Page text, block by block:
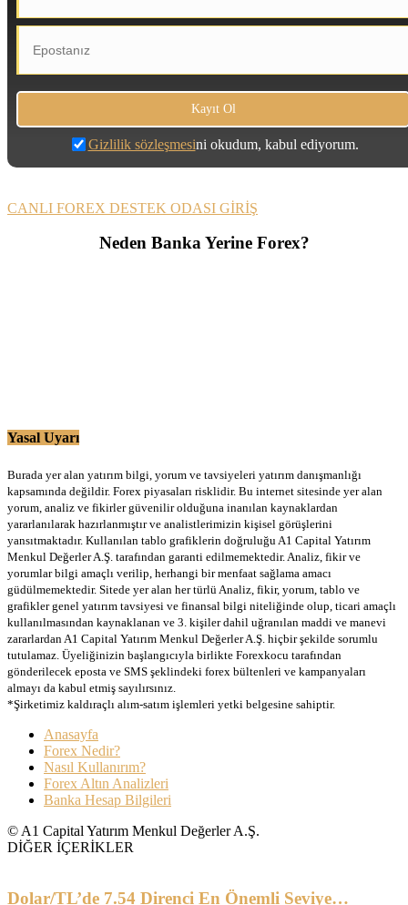
Gizlilik sözleşmesini okudum, kabul ediyorum.
CANLI FOREX DESTEK ODASI GİRİŞ
Neden Banka Yerine Forex?
Yasal Uyarı
Burada yer alan yatırım bilgi, yorum ve tavsiyeleri yatırım danışmanlığı
kapsamında değildir. Forex piyasaları risklidir. Bu internet sitesinde yer alan
yorum, analiz ve fikirler güvenilir olduğuna inanılan kaynaklardan
yararlanılarak hazırlanmıştır ve analistlerimizin kişisel görüşlerini
yansıtmaktadır. Kullanılan tablo grafiklerin doğruluğu A1 Capital Yatırım
Menkul Değerler A.Ş. tarafından garanti edilmemektedir. Analiz, fikir ve
yorumlar bilgi amaçlı verilip, herhangi bir menfaat sağlama amacı
güdülmemektedir. Sitede yer alan her türlü Analiz, fikir, yorum, tablo ve
grafikler genel yatırım tavsiyesi ve finansal bilgi niteliğinde olup, ticari amaçlı
kullanılmasından kaynaklanan ve 3. kişiler dahil uğranılan maddi ve manevi
zararlardan A1 Capital Yatırım Menkul Değerler A.Ş. hiçbir şekilde sorumlu
tutulamaz. Üyeliğinizin başlangıcıyla birlikte Forexkocu tarafından
gönderilecek eposta ve SMS şeklindeki forex bültenleri ve kampanyaları
almayı da kabul etmiş sayılırsınız.
*Şirketimiz kaldıraçlı alım-satım işlemleri yetki belgesine sahiptir.
Anasayfa
Forex Nedir?
Nasıl Kullanırım?
Forex Altın Analizleri
Banka Hesap Bilgileri
© A1 Capital Yatırım Menkul Değerler A.Ş.
DİĞER İÇERİKLER
Dolar/TL’de 7.54 Direnci En Önemli Seviye…